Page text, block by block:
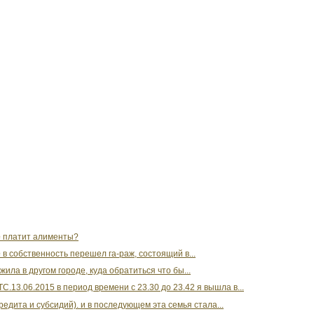
платит алименты?
собственность перешел га-раж, состоящий в...
в другом городе, куда обратиться что бы...
в период времени с 23.30 до 23.42 я вышла в...
и субсидий). и в последующем эта семья стала...